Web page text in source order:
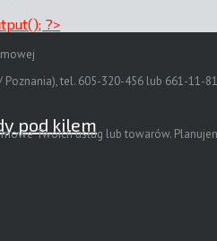
pod kilem
Poznania), tel. 605-320-456 lub 661-11-
Twoich usług lub towarów.